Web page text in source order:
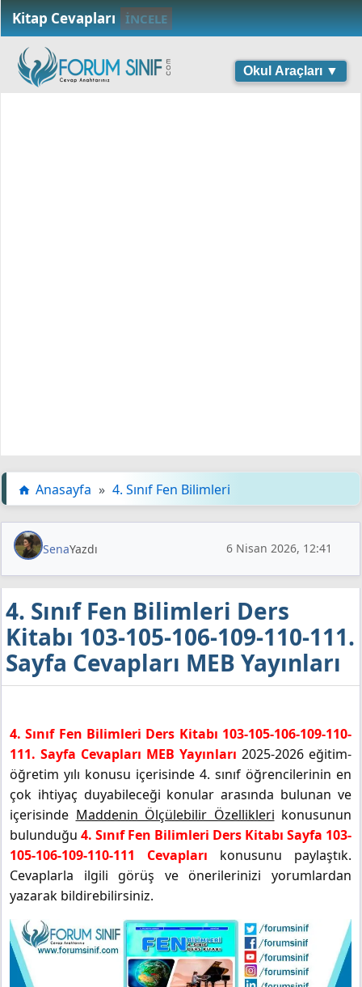
Kitap Cevapları İNCELE
Okul Araçları ▼
Anasayfa » 4. Sınıf Fen Bilimleri
SenaYazdı 6 Nisan 2026, 12:41
4. Sınıf Fen Bilimleri Ders
Kitabı 103-105-106-109-110-111.
Sayfa Cevapları MEB Yayınları
4. Sınıf Fen Bilimleri Ders Kitabı 103-105-106-109-110-
111. Sayfa Cevapları MEB Yayınları 2025-2026 eğitim-
öğretim yılı konusu içerisinde 4. sınıf öğrencilerinin en
çok ihtiyaç duyabileceği konular arasında bulunan ve
içerisinde Maddenin Ölçülebilir Özellikleri konusunun
bulunduğu 4. Sınıf Fen Bilimleri Ders Kitabı Sayfa 103-
105-106-109-110-111 Cevapları konusunu paylaştık.
Cevaplarla ilgili görüş ve önerilerinizi yorumlardan
yazarak bildirebilirsiniz.